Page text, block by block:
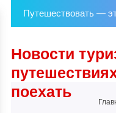
Путешествовать —
Новости
поехать